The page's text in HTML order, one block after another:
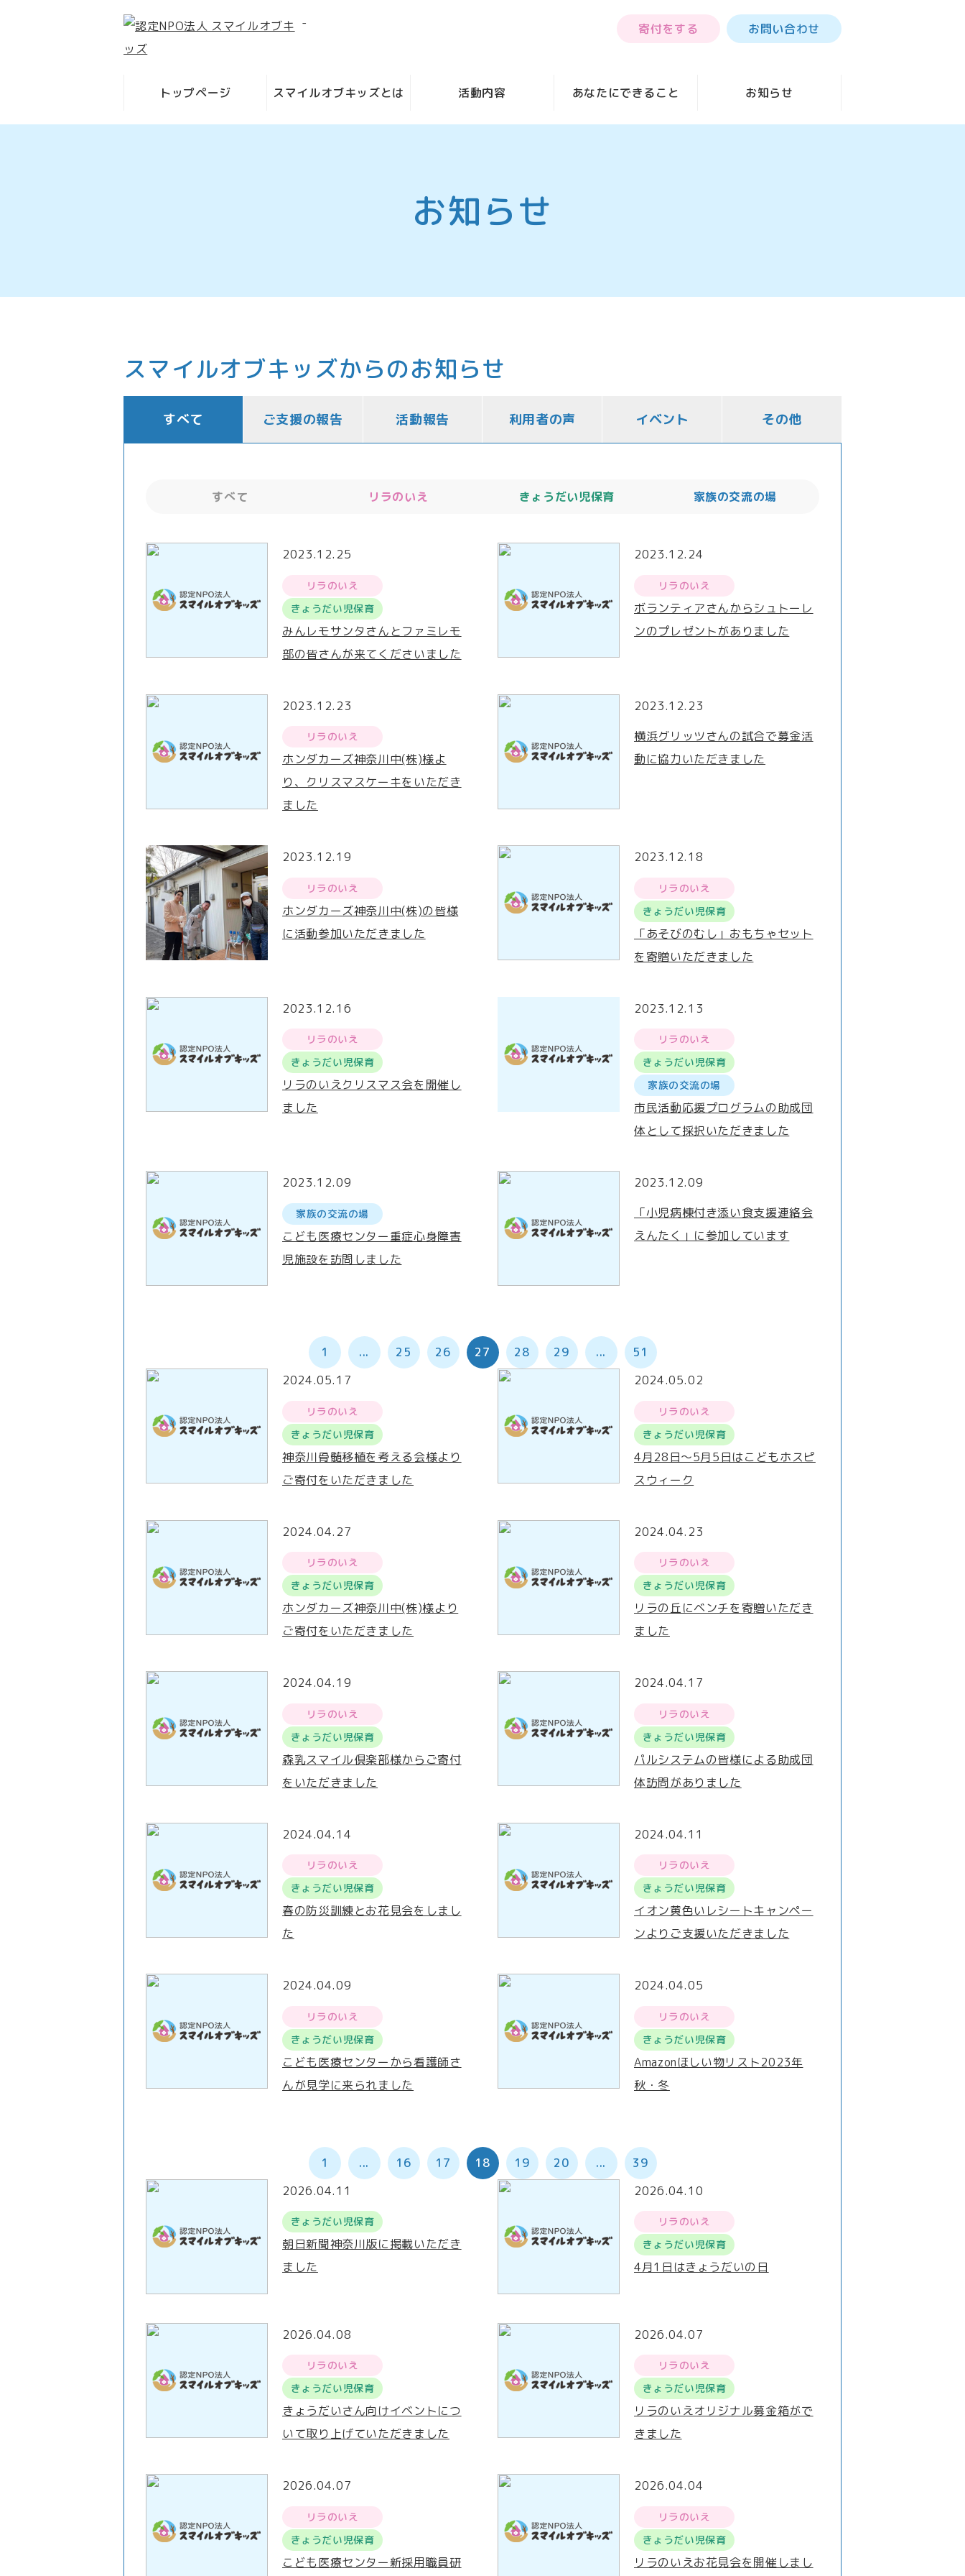
- 寄付をする お問い合わせ
トップページ スマイルオブキッズとは 活動内容 あなたにできること お知らせ
お知らせ
スマイルオブキッズからのお知らせ
すべて ご支援の報告 活動報告 利用者の声 イベント その他
すべて リラのいえ きょうだい児保育 家族の交流の場
2023.12.25
リラのいえ
きょうだい児保育
みんレモサンタさんとファミレモ
部の皆さんが来てくださいました
2023.12.24
リラのいえ
ボランティアさんからシュトーレ
ンのプレゼントがありました
2023.12.23
リラのいえ
ホンダカーズ神奈川中(株)様よ
り、クリスマスケーキをいただき
ました
2023.12.23
横浜グリッツさんの試合で募金活
動に協力いただきました
2023.12.19
リラのいえ
ホンダカーズ神奈川中(株)の皆様
に活動参加いただきました
2023.12.18
リラのいえ
きょうだい児保育
「あそびのむし」おもちゃセット
を寄贈いただきました
2023.12.16
リラのいえ
きょうだい児保育
リラのいえクリスマス会を開催し
ました
2023.12.13
リラのいえ
きょうだい児保育
家族の交流の場
市民活動応援プログラムの助成団
体として採択いただきました
2023.12.09
家族の交流の場
こども医療センター重症心身障害
児施設を訪問しました
2023.12.09
「小児病棟付き添い食支援連絡会
えんたく」に参加しています
1 ... 25 26 27 28 29 ...
51
2024.05.17
リラのいえ
きょうだい児保育
神奈川骨髄移植を考える会様より
ご寄付をいただきました
2024.05.02
リラのいえ
きょうだい児保育
4月28日～5月5日はこどもホスピ
スウィーク
2024.04.27
リラのいえ
きょうだい児保育
ホンダカーズ神奈川中(株)様より
ご寄付をいただきました
2024.04.23
リラのいえ
きょうだい児保育
リラの丘にベンチを寄贈いただき
ました
2024.04.19
リラのいえ
きょうだい児保育
森乳スマイル倶楽部様からご寄付
をいただきました
2024.04.17
リラのいえ
きょうだい児保育
パルシステムの皆様による助成団
体訪問がありました
2024.04.14
リラのいえ
きょうだい児保育
春の防災訓練とお花見会をしまし
た
2024.04.11
リラのいえ
きょうだい児保育
イオン黄色いレシートキャンペー
ンよりご支援いただきました
2024.04.09
リラのいえ
きょうだい児保育
こども医療センターから看護師さ
んが見学に来られました
2024.04.05
リラのいえ
きょうだい児保育
Amazonほしい物リスト2023年
秋・冬
1 ... 16 17 18 19 20 ...
39
2026.04.11
きょうだい児保育
朝日新聞神奈川版に掲載いただき
ました
2026.04.10
リラのいえ
きょうだい児保育
4月1日はきょうだいの日
2026.04.08
リラのいえ
きょうだい児保育
きょうだいさん向けイベントにつ
いて取り上げていただきました
2026.04.07
リラのいえ
きょうだい児保育
リラのいえオリジナル募金箱がで
きました
2026.04.07
リラのいえ
きょうだい児保育
こども医療センター新採用職員研
2026.04.04
リラのいえ
きょうだい児保育
リラのいえお花見会を開催しまし